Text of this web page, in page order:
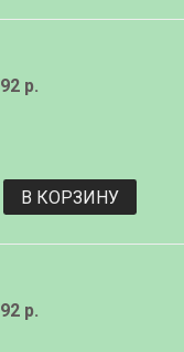
92 р.
В КОРЗИНУ
92 р.